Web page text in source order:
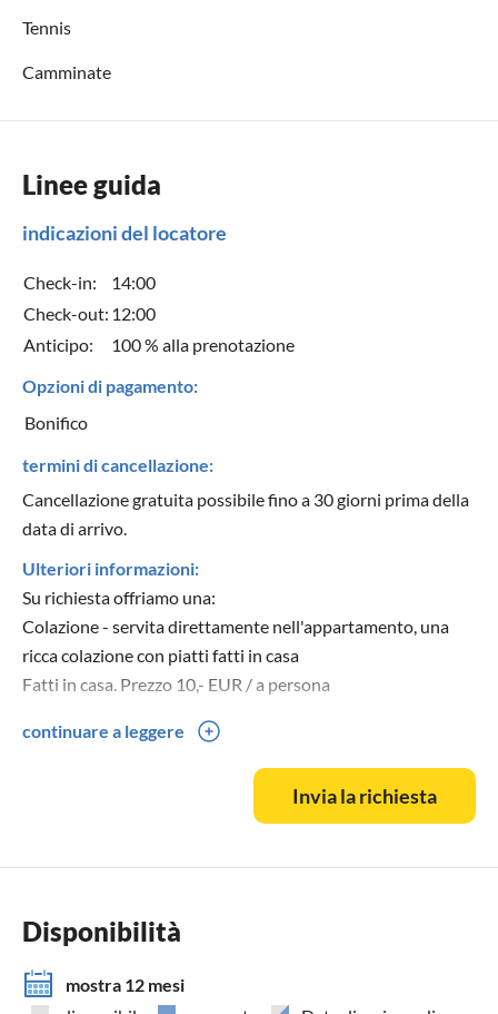
Tennis
Camminate
Linee guida
indicazioni del locatore
Check-in:
14:00
Check-out: 12:00
Anticipo:
100 % alla prenotazione
Opzioni di pagamento:
Bonifico
termini di cancellazione:
Cancellazione gratuita possibile fino a 30 giorni prima della
data di arrivo.
Ulteriori informazioni:
Su richiesta offriamo una:
Colazione - servita direttamente nell'appartamento, una
ricca colazione con piatti fatti in casa
Fatti in casa. Prezzo 10,- EUR / a persona
Colazione di pasticceria - secondo la richiesta
Per ulteriori domande contattateci: +420 733 101 333
continuare a leggere
Invia la richiesta
Disponibilità
mostra 12 mesi